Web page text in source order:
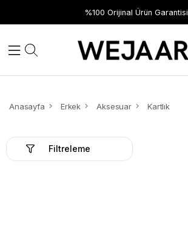
%100 Orijinal Ürün Garantisi
Hızlı Teslimat
Anasayfa Erkek Aksesuar Kartlık
Filtreleme